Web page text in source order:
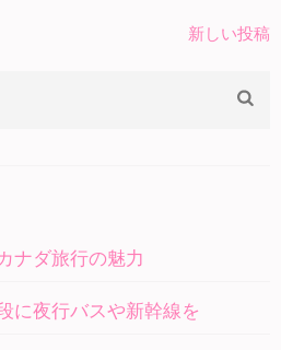
新しい投稿
ナダ旅行の魅力
に夜行バスや新幹線を